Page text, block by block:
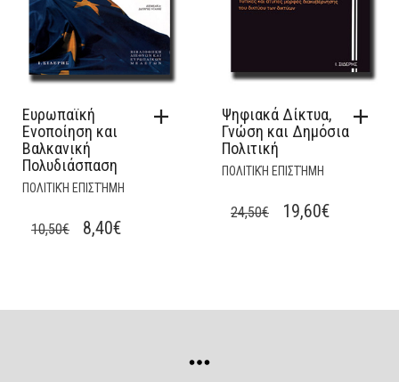
Ευρωπαϊκή
Ενοποίηση και
Βαλκανική
Πολυδιάσπαση
ΠΟΛΙΤΙΚΉ ΕΠΙΣΤΉΜΗ
10,50€
ORIGINAL
8,40€CURRENT
Ψηφιακά Δίκτυα,
Γνώση και Δημόσια
Πολιτική
ΠΟΛΙΤΙΚΉ ΕΠΙΣΤΉΜΗ
24,50€
ORIGINAL
19,60€CURRENT